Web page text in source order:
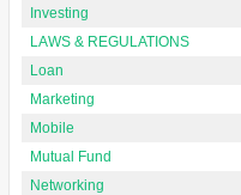
Investing
LAWS & REGULATIONS
Loan
Marketing
Mobile
Mutual Fund
Networking